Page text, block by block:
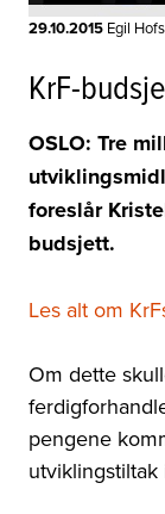
29.10.2015 Egil
KrF-
OSLO: Tre
foreslår
budsjett.
Les alt om
Om dette
pengene